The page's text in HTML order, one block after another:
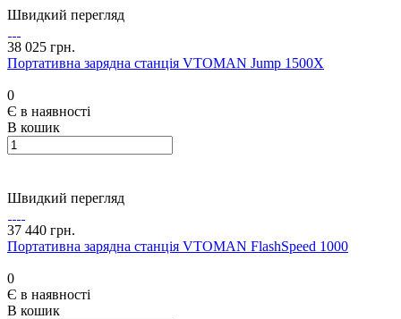
Швидкий перегляд
38 025 грн.
Портативна зарядна станція VTOMAN Jump 1500X
0
Є в наявності
В кошик
Швидкий перегляд
37 440 грн.
Портативна зарядна станція VTOMAN FlashSpeed 1000
0
Є в наявності
В кошик